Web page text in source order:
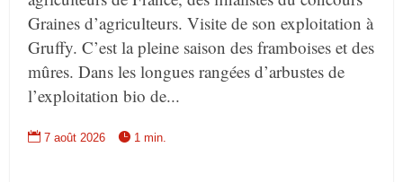
Graines d’agriculteurs. Visite de son exploitation à
Gruffy. C’est la pleine saison des framboises et des
mûres. Dans les longues rangées d’arbustes de
l’exploitation bio de...
 7 août 2026  1 min.